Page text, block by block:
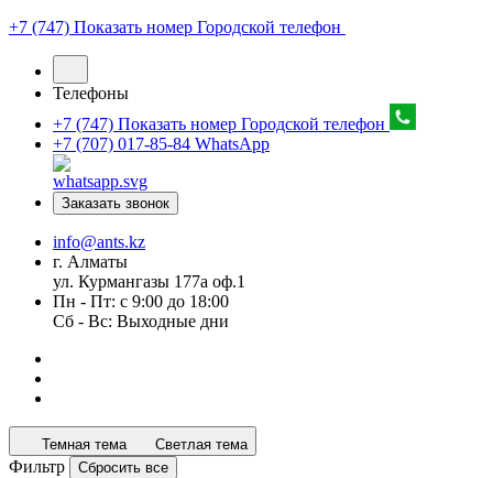
+7 (747) Показать номер Городской телефон
Телефоны
+7 (747) Показать номер Городской телефон
+7 (707) 017-85-84 WhatsApp
Заказать звонок
info@ants.kz
г. Алматы
ул. Курмангазы 177а оф.1
Пн - Пт: с 9:00 до 18:00
Сб - Вс: Выходные дни
Темная тема Светлая тема
Фильтр Сбросить все